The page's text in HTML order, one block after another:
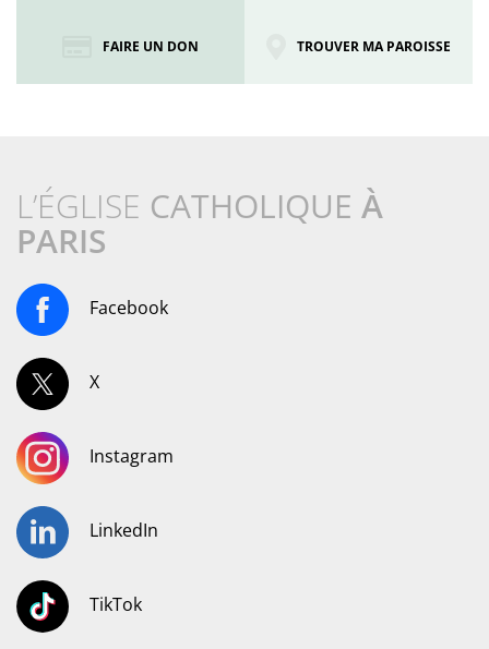
FAIRE UN DON TROUVER MA PAROISSE
L’ÉGLISE CATHOLIQUE À
PARIS
Facebook
X
Instagram
LinkedIn
TikTok